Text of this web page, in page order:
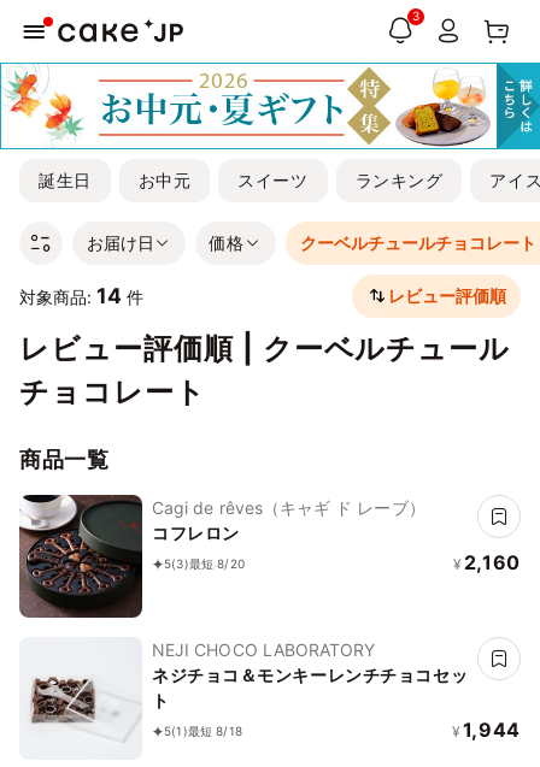
3
誕生日 お中元 スイーツ ランキング アイ
お届け日 価格 クーベルチュールチョコレート
対象商品: 14 件 レビュー評価順
レビュー評価順 | クーベルチュール
チョコレート
商品一覧
Cagi de rêves（キャギ ド レーブ）
コフレロン
5(3)最短 8/20 ¥ 2,160
NEJI CHOCO LABORATORY
ネジチョコ＆モンキーレンチチョコセッ
ト
5(1)最短 8/18 ¥ 1,944